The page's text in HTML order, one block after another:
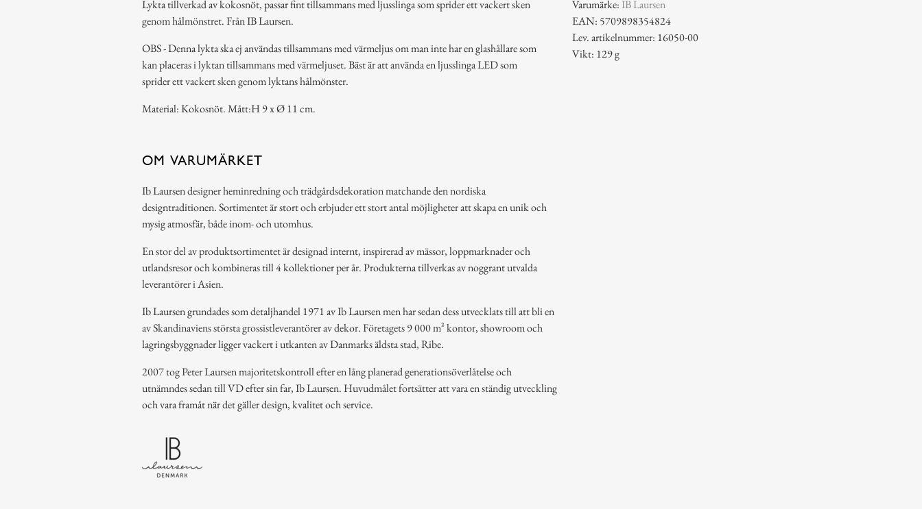
Lykta tillverkad av kokosnöt, passar fint tillsammans med ljusslinga som sprider ett vackert sken
genom hålmönstret. Från IB Laursen.
OBS - Denna lykta ska ej användas tillsammans med värmeljus om man inte har en glashållare som
kan placeras i lyktan tillsammans med värmeljuset. Bäst är att använda en ljusslinga LED som
sprider ett vackert sken genom lyktans hålmönster.
Material: Kokosnöt. Mått:H 9 x Ø 11 cm.
Varumärke:IB Laursen
EAN: 5709898354824
Lev. artikelnummer: 16050-00
Vikt: 129 g
OM VARUMÄRKET
Ib Laursen designer heminredning och trädgårdsdekoration matchande den nordiska
designtraditionen. Sortimentet är stort och erbjuder ett stort antal möjligheter att skapa en unik och
mysig atmosfär, både inom- och utomhus.
En stor del av produktsortimentet är designad internt, inspirerad av mässor, loppmarknader och
utlandsresor och kombineras till 4 kollektioner per år. Produkterna tillverkas av noggrant utvalda
leverantörer i Asien.
Ib Laursen grundades som detaljhandel 1971 av Ib Laursen men har sedan dess utvecklats till att bli en
av Skandinaviens största grossistleverantörer av dekor. Företagets 9 000 m² kontor, showroom och
lagringsbyggnader ligger vackert i utkanten av Danmarks äldsta stad, Ribe.
2007 tog Peter Laursen majoritetskontroll efter en lång planerad generationsöverlåtelse och
utnämndes sedan till VD efter sin far, Ib Laursen. Huvudmålet fortsätter att vara en ständig utveckling
och vara framåt när det gäller design, kvalitet och service.